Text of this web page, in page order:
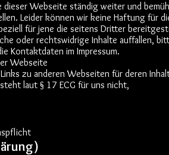
Webseite ständig weiter und
Leider können wir keine Haftung für
für jene die seitens Dritter
oder rechtswidrige Inhalte auffallen,
Kontaktdaten im Impressum.
Webseite
zu anderen Webseiten für deren
laut § 17 ECG für uns nicht,